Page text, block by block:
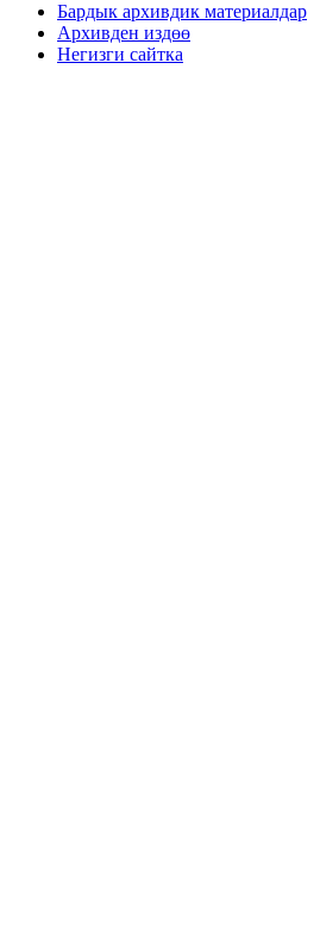
Бардык архивдик материалдар
Архивден издөө
Негизги сайтка